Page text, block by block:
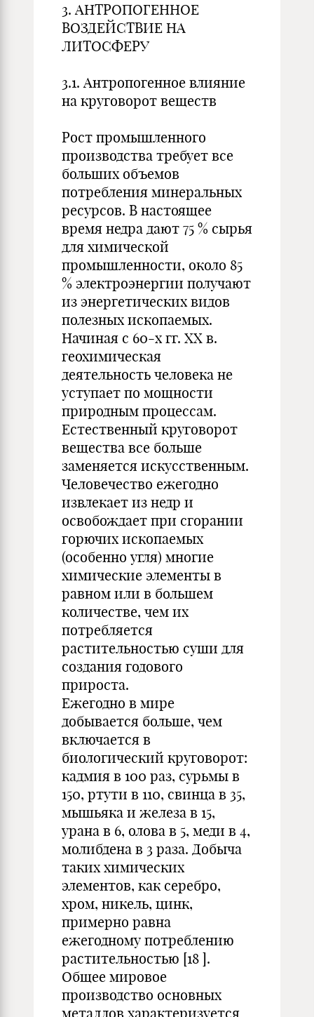
3. АНТРОПОГЕННОЕ
ВОЗДЕЙСТВИЕ НА
ЛИТОСФЕРУ
3.1. Антропогенное влияние
на круговорот веществ
Рост промышленного
производства требует все
больших объемов
потребления минеральных
ресурсов. В настоящее
время недра дают 75 % сырья
для химической
промышленности, около 85
% электроэнергии получают
из энергетических видов
полезных ископаемых.
Начиная с 60-х гг. XX в.
геохимическая
деятельность человека не
уступает по мощности
природным процессам.
Естественный круговорот
вещества все больше
заменяется искусственным.
Человечество ежегодно
извлекает из недр и
освобождает при сгорании
горючих ископаемых
(особенно угля) многие
химические элементы в
равном или в большем
количестве, чем их
потребляется
растительностью суши для
создания годового
прироста.
Ежегодно в мире
добывается больше, чем
включается в
биологический круговорот:
кадмия в 100 раз, сурьмы в
150, ртути в 110, свинца в 35,
мышьяка и железа в 15,
урана в 6, олова в 5, меди в 4,
молибдена в 3 раза. Добыча
таких химических
элементов, как серебро,
хром, никель, цинк,
примерно равна
ежегодному потреблению
растительностью [18 ].
Общее мировое
производство основных
металлов характеризуется